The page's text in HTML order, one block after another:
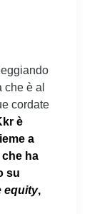
è al
cordate
è
a
che ha
su
equity,